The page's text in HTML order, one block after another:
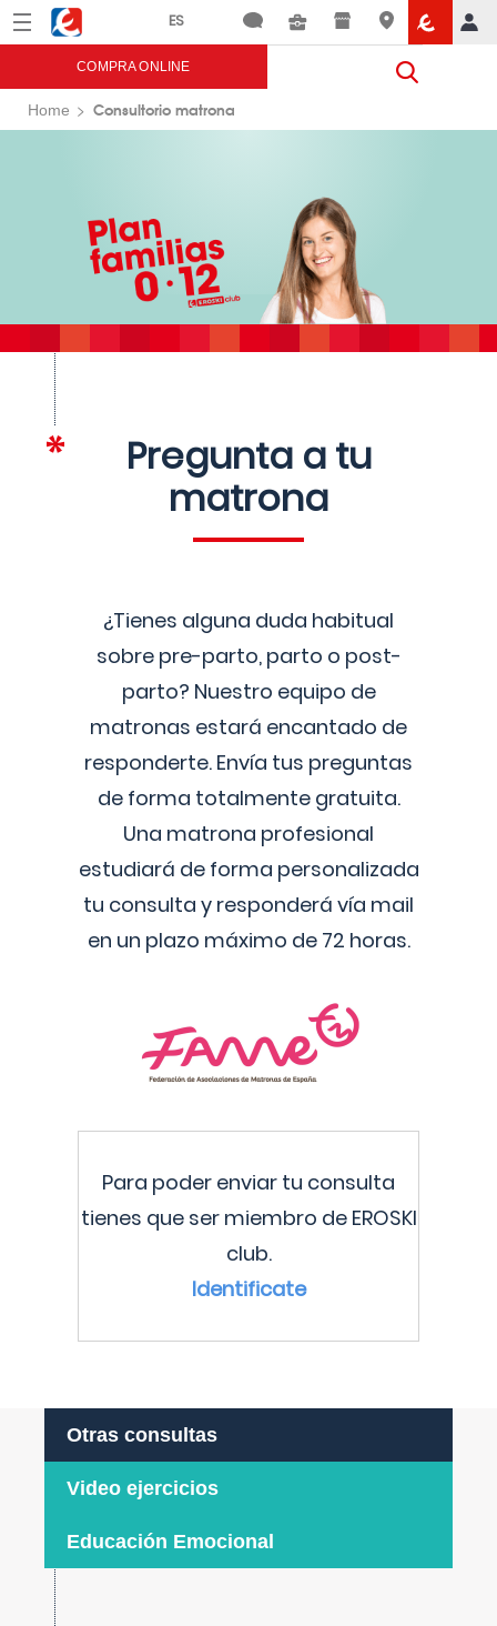
Menú Eroski
COMPRA ONLINE
Home Consultorio matrona
Pregunta a tu
matrona
¿Tienes alguna duda habitual
sobre pre-parto, parto o post-
parto? Nuestro equipo de
matronas estará encantado de
responderte. Envía tus preguntas
de forma totalmente gratuita.
Una matrona profesional
estudiará de forma personalizada
tu consulta y responderá vía mail
en un plazo máximo de 72 horas.
Para poder enviar tu consulta
tienes que ser miembro de EROSKI
club.
Identificate
Otras consultas
Video ejercicios
Educación Emocional